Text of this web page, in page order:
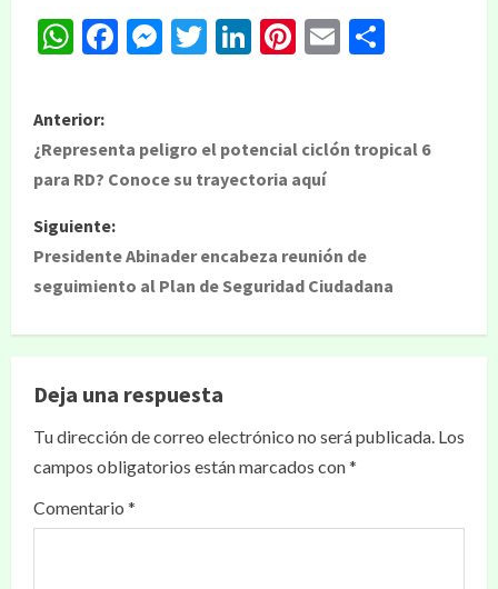
WhatsApp
Facebook
Messenger
Twitter
LinkedIn
Pinterest
Email
Anterior:
¿Representa peligro el potencial ciclón tropical 6
para RD? Conoce su trayectoria aquí
Siguiente:
Presidente Abinader encabeza reunión de
seguimiento al Plan de Seguridad Ciudadana
Deja una respuesta
Tu dirección de correo electrónico no será publicada. Los
campos obligatorios están marcados con*
Comentario *